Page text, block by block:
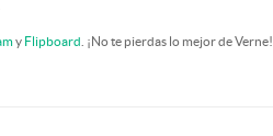
y Flipboard . ¡No te pierdas lo mejor de Verne!